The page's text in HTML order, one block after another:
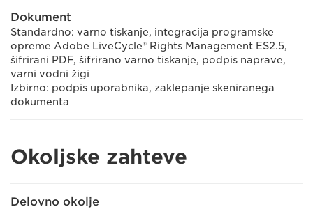
Dokument
Standardno: varno tiskanje, integracija programske
opreme Adobe LiveCycle® Rights Management ES2.5,
šifrirani PDF, šifrirano varno tiskanje, podpis naprave,
varni vodni žigi
Izbirno: podpis uporabnika, zaklepanje skeniranega
dokumenta
Okoljske zahteve
Delovno okolje